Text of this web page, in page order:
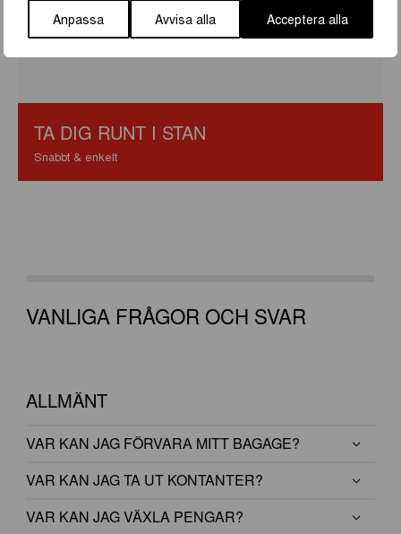
Anpassa Avvisa alla Acceptera alla
TA DIG RUNT I STAN
Snabbt & enkelt
VANLIGA FRÅGOR OCH SVAR
ALLMÄNT
VAR KAN JAG FÖRVARA MITT BAGAGE?
VAR KAN JAG TA UT KONTANTER?
VAR KAN JAG VÄXLA PENGAR?